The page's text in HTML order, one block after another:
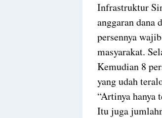
Infrastruktur
anggaran dana
persennya
masyarakat.
Kemudian 8
yang udah
“Artinya hanya
Itu juga